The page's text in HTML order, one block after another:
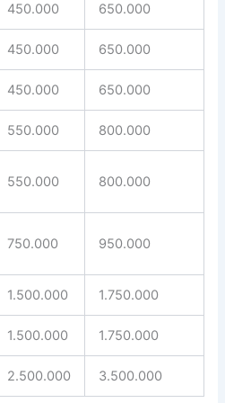
450.000 650.000
450.000 650.000
450.000 650.000
550.000 800.000
550.000 800.000
750.000 950.000
1.500.000 1.750.000
1.500.000 1.750.000
2.500.000 3.500.000